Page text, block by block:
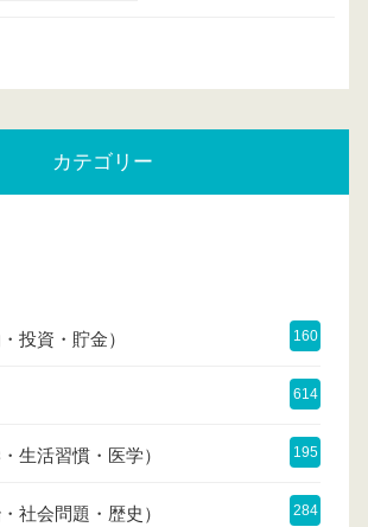
カテゴリー
投資・貯金） 160
614
生活習慣・医学） 195
社会問題・歴史） 284